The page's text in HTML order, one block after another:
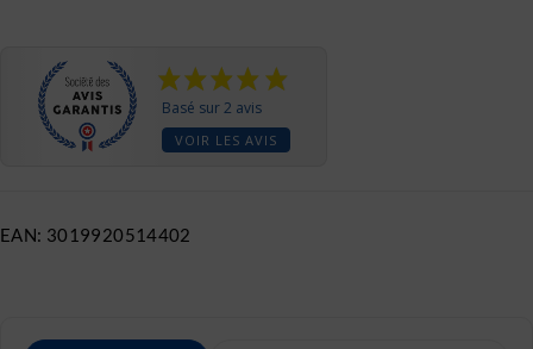
Basé sur 2 avis
VOIR LES AVIS
EAN: 3019920514402